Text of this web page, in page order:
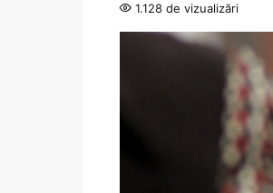
1.128 de vizualizări